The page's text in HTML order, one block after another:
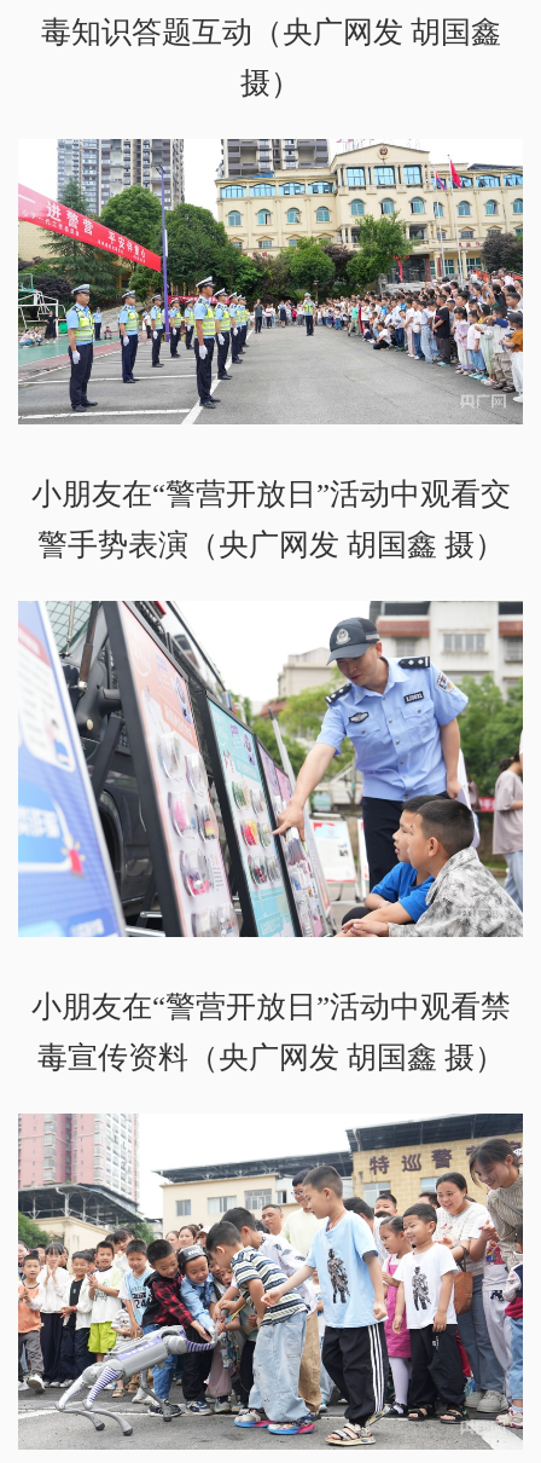
毒知识答题互动（央广网发 胡国鑫
摄）
小朋友在“警营开放日”活动中观看交
警手势表演（央广网发 胡国鑫 摄）
小朋友在“警营开放日”活动中观看禁
毒宣传资料（央广网发 胡国鑫 摄）